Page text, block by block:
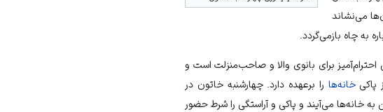
می‌نشاند
به چاه بازمی‌گردد.
احترام‌آمیز برای بانوی والا و صاحب‌منزلت است و
پاکیخانه‌ها را برعهده دارد. چهارشنبه خاتون در
به خانه‌ها می‌آیند و پاکی و آراستگی را شرط حضور